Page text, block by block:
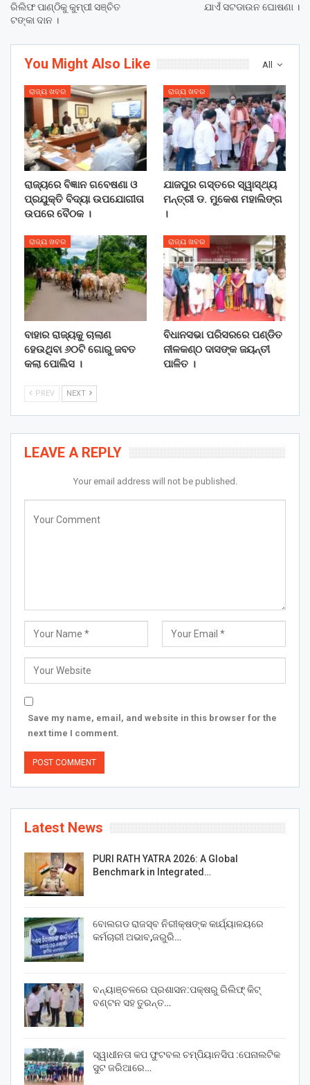
ରିଲିଫ ପାଣ୍ଠିକୁ କୁମ୍ପୀ ସଞ୍ଚିତ
ଟଙ୍କା ଦାନ ।
ଯାଏଁ ସଟଡାଉନ ଘୋଷଣା ।
All
You Might Also Like
ରାଜ୍ୟ ଖବର
ରାଜ୍ୟରେ ବିଜ୍ଞାନ ଗବେଷଣା ଓ
ପ୍ରଯୁକ୍ତି ବିଦ୍ୟା ଉପଯୋଗୀତା
ଉପରେ ବୈଠକ ।
ରାଜ୍ୟ ଖବର
ଯାଜପୁର ଗସ୍ତରେ ସ୍ୱାସ୍ଥ୍ୟ
ମନ୍ତ୍ରୀ ଡ. ମୁକେଶ ମହାଲିଙ୍ଗ
।
ରାଜ୍ୟ ଖବର
ବାହାର ରାଜ୍ୟକୁ ଚାଲାଣ
ହେଉଥିବା ୬୦ଟି ଗୋରୁ ଜବତ
କଲା ପୋଲିସ ।
ରାଜ୍ୟ ଖବର
ବିଧାନସଭା ପରିସରରେ ପଣ୍ଡିତ
ନୀଳକଣ୍ଠ ଦାସଙ୍କ ଜୟନ୍ତୀ
ପାଳିତ ।
PREV NEXT
LEAVE A REPLY
Your email address will not be published.
Save my name, email, and website in this browser for the
next time I comment.
Latest News
PURI RATH YATRA 2026: A Global
Benchmark in Integrated…
ବୋଲଗଡ ରାଜସ୍ବ ନିରୀକ୍ଷଙ୍କ କାର୍ଯ୍ୟାଳୟରେ
କର୍ମଚାରୀ ଅଭାବ,ଜରୁରି…
ବନ୍ୟାଞ୍ଚଳରେ ପ୍ରଶାସନ:ପକ୍ଷରୁ ରିଲିଫ୍ କିଟ୍
ବଣ୍ଟନ ସହ ତୁରନ୍ତ…
ସ୍ୱାଧୀନତା କପ ଫୁଟବଲ ଚମ୍ପିୟାନସିପ :ପେନାଲଟିକ
ସୁଟ ଜରିଆରେ…